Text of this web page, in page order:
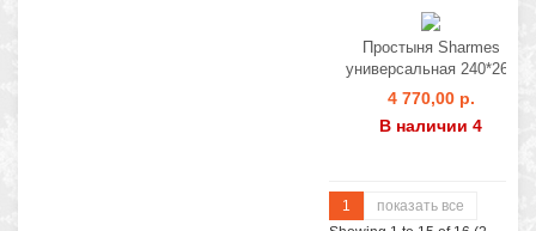
Простыня Sharmes
универсальная 240*260
4 770,00 р.
В наличии 4
1
показать все